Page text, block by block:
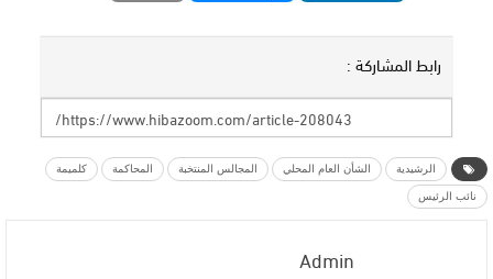
رابط المشاركة :
الرشيدية الشأن العام المحلي المجالس المنتخبة المحاكمة كلميمة
نائب الرئيس
Admin